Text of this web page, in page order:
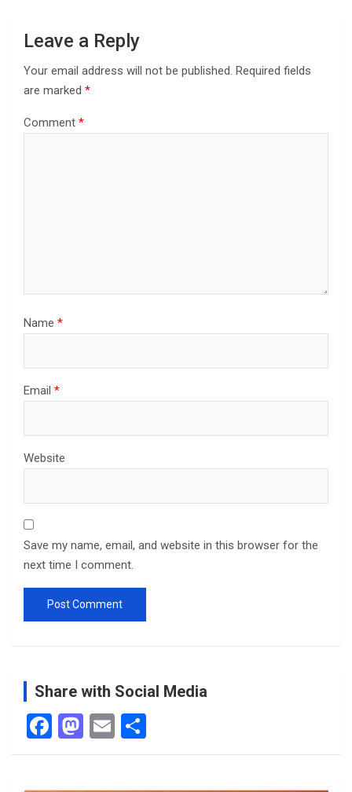
Leave a Reply
Your email address will not be published. Required fields
are marked *
Comment *
Name *
Email *
Website
Save my name, email, and website in this browser for the
next time I comment.
Share with Social Media
F
a
M
a
E
m h